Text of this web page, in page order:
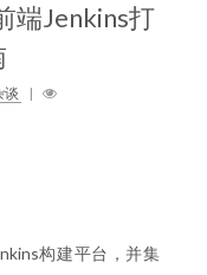
端Jenkins打
谈 |
构建平台，并集